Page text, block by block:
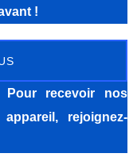
!
recevoir nos
rejoignez-